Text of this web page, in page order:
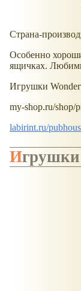
Страна-
Особенно
ящичках.
Игрушки
my-shop.ru/shop/
labirint.ru/